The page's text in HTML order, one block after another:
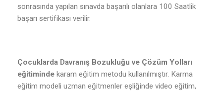
sonrasında yapılan sınavda başarılı olanlara 100 Saatlik
başarı sertifikası verilir.
Çocuklarda Davranış Bozukluğu ve Çözüm Yolları
eğitiminde karam eğitim metodu kullanılmıştır. Karma
eğitim modeli uzman eğitmenler eşliğinde video eğitim,